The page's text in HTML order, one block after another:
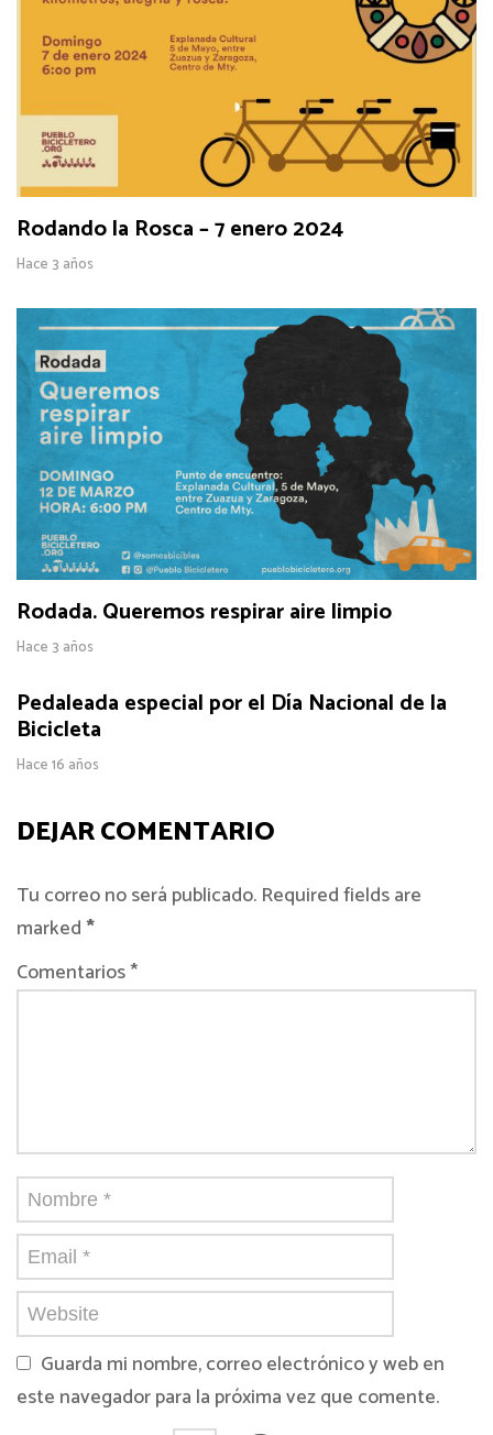
Rodando la Rosca – 7 enero 2024
Hace 3 años
Rodada. Queremos respirar aire limpio
Hace 3 años
Pedaleada especial por el Día Nacional de la
Bicicleta
Hace 16 años
DEJAR COMENTARIO
Tu correo no será publicado. Required fields are
marked*
Comentarios *
Guarda mi nombre, correo electrónico y web en
este navegador para la próxima vez que comente.